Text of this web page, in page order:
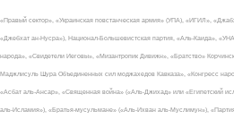
«Правый сектор», «Украинская повстанческая армия» (УПА), «ИГИЛ»,
«Джебхат ан-Нусра»), Национал-Большевистская партия, «Аль-Каида»,
народа», «Свидетели Иеговы», «Мизантропик Дивижн», «Братство»
Маджлисуль Шура Объединенных сил моджахедов Кавказа», «Конгресс
«Асбат аль-Ансар», «Священная война» («Аль-Джихад» или «Египетский
аль-Исламия»), «Братья-мусульмане» («Аль-Ихван аль-Муслимун»),